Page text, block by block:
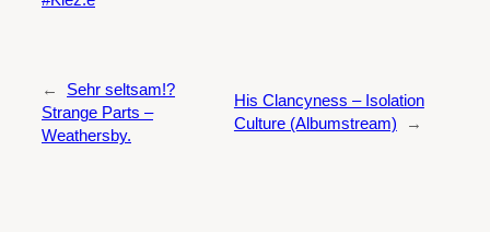
←
Sehr seltsam!?
Strange Parts –
Weathersby.
His Clancyness – Isolation
Culture (Albumstream)
→